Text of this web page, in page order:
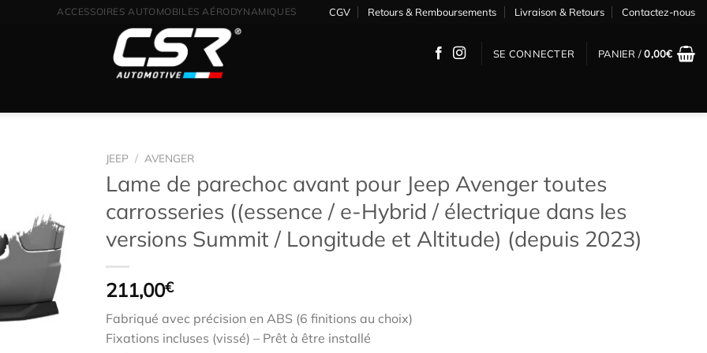
DISTRIBUTEUR OFFICIEL CSR POUR LA FRANCE CGV Retours & Remboursements Livraison & Retours Contactez-nous
SE CONNECTER PANIER /0,00€
Ajouter
à la
wishlist
JEEP / AVENGER
Lame de parechoc avant pour Jeep Avenger toutes
carrosseries ((essence / e-Hybrid / électrique dans les
versions Summit / Longitude et Altitude) (depuis 2023)
211,00€
Fabriqué avec précision en ABS (6 finitions au choix)
Fixations incluses (vissé) – Prêt à être installé